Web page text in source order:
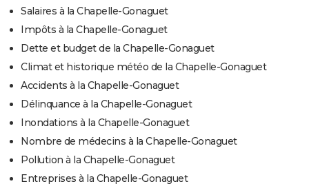
Salaires à la Chapelle-Gonaguet
Impôts à la Chapelle-Gonaguet
Dette et budget de la Chapelle-Gonaguet
Climat et historique météo de la Chapelle-Gonaguet
Accidents à la Chapelle-Gonaguet
Délinquance à la Chapelle-Gonaguet
Inondations à la Chapelle-Gonaguet
Nombre de médecins à la Chapelle-Gonaguet
Pollution à la Chapelle-Gonaguet
Entreprises à la Chapelle-Gonaguet